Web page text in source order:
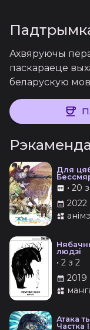
Ахвяруючы
паскараеце
беларускую
Для
• 20
2022
анімэ
людзі
• 2 з 2
2019
Атака
Частка